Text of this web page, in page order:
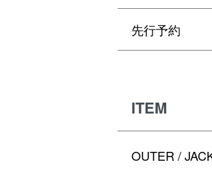
先行予約
ITEM
OUTER /